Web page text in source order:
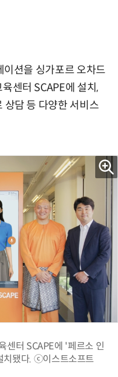
이션을 싱가포르 오차드
센터 SCAPE에 설치,
상담 등 다양한 서비스
센터 SCAPE에 '페르소 인
치됐다. ⓒ이스트소프트